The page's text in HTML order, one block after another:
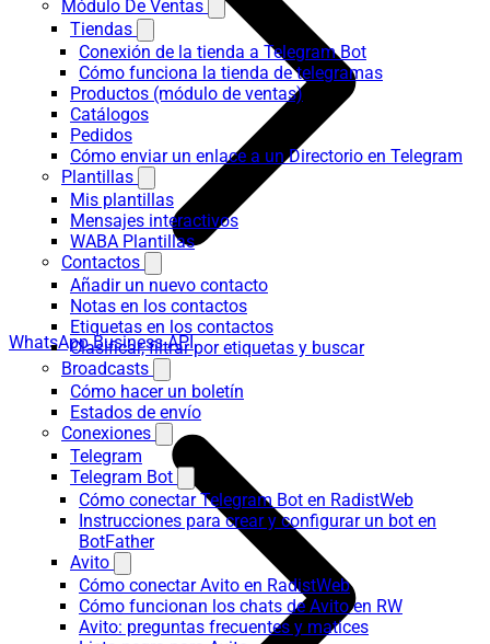
Módulo De Ventas
Tiendas
Conexión de la tienda a Telegram Bot
Cómo funciona la tienda de telegramas
Productos (módulo de ventas)
Catálogos
Pedidos
Cómo enviar un enlace a un Directorio en Telegram
Plantillas
Mis plantillas
Mensajes interactivos
WABA Plantillas
Contactos
Añadir un nuevo contacto
Notas en los contactos
Etiquetas en los contactos
Clasificar, filtrar por etiquetas y buscar
Broadcasts
Cómo hacer un boletín
Estados de envío
Conexiones
Telegram
Telegram Bot
Cómo conectar Telegram Bot en RadistWeb
Instrucciones para crear y configurar un bot en
BotFather
Avito
Cómo conectar Avito en RadistWeb
Cómo funcionan los chats de Avito en RW
Avito: preguntas frecuentes y matices
WhatsApp Business API